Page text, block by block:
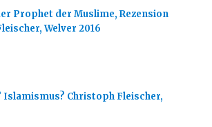
Prophet der Muslime, Rezension
Welver 2016
Islamismus? Christoph Fleischer,